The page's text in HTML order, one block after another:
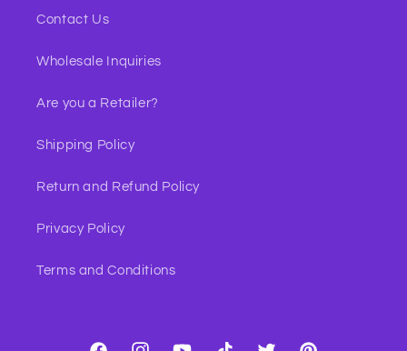
Contact Us
Wholesale Inquiries
Are you a Retailer?
Shipping Policy
Return and Refund Policy
Privacy Policy
Terms and Conditions